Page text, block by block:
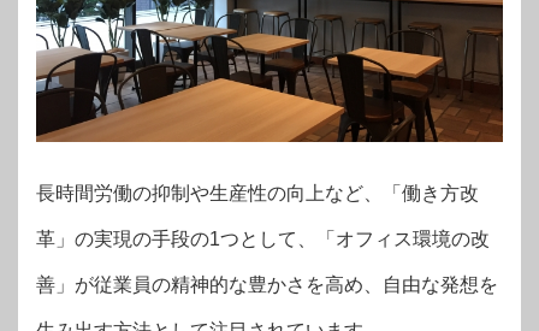
長時間労働の抑制や生産性の向上など、「働き方改
革」の実現の手段の1つとして、「オフィス環境の改
善」が従業員の精神的な豊かさを高め、自由な発想を